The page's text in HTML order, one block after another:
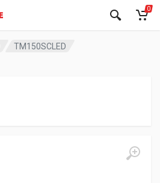
0
TM150SCLED